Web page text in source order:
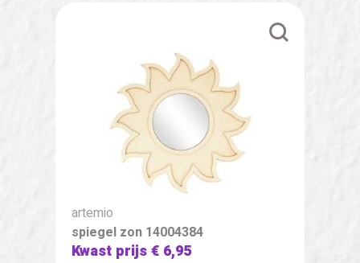
artemio
spiegel zon 14004384
Kwast prijs€ 6,95